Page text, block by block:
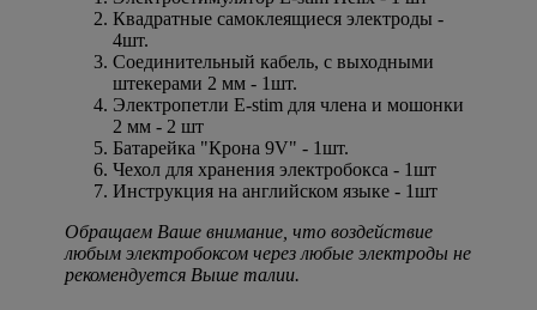
Квадратные самоклеящиеся электроды -
4шт.
Соединительный кабель, с выходными
штекерами 2 мм - 1шт.
Электропетли E-stim для члена и мошонки
2 мм - 2 шт
Батарейка "Крона 9V" - 1шт.
Чехол для хранения электробокса - 1шт
Инструкция на английском языке - 1шт
Обращаем Ваше внимание, что воздействие
любым электробоксом через любые электроды не
рекомендуется Выше талии.